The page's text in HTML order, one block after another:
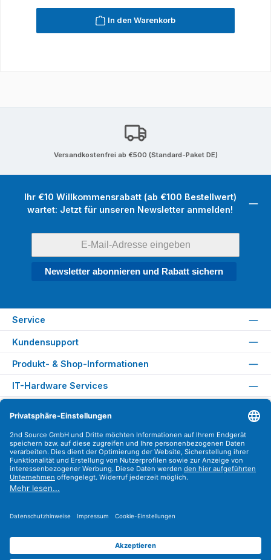
In den Warenkorb
Versandkostenfrei ab €500 (Standard-Paket DE)
Ihr €10 Willkommensrabatt (ab €100 Bestellwert)
wartet: Jetzt für unseren Newsletter anmelden!
Newsletter abonnieren und Rabatt sichern
Service
Kundensupport
Produkt- & Shop-Informationen
IT-Hardware Services
Versandarten
Zahlungsarten
Sicher Einkaufen
Find us on